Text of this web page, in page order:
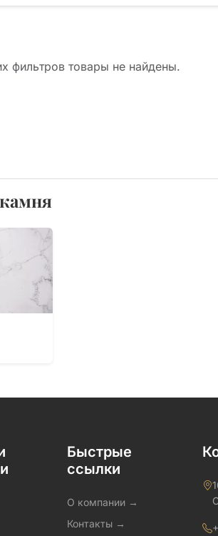
фильтров товары не найдены.
Быстрые
ссылки
О компании →
Контакты →